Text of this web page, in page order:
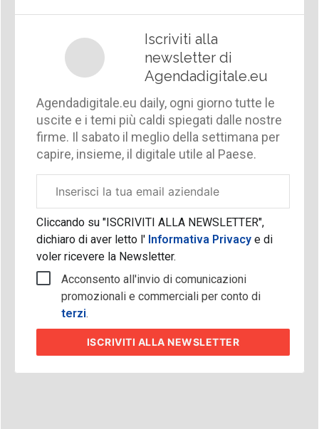
Iscriviti alla
newsletter di
Agendadigitale.eu
Agendadigitale.eu daily, ogni giorno tutte le
uscite e i temi più caldi spiegati dalle nostre
firme. Il sabato il meglio della settimana per
capire, insieme, il digitale utile al Paese.
aziendale
Cliccando su "ISCRIVITI ALLA NEWSLETTER",
dichiaro di aver letto l'Informativa Privacy e di
voler ricevere la Newsletter.
Acconsento all'invio di comunicazioni
promozionali e commerciali per conto di
terzi.
ISCRIVITI ALLA NEWSLETTER